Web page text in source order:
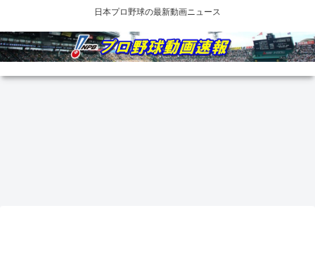
日本プロ野球の最新動画ニュース